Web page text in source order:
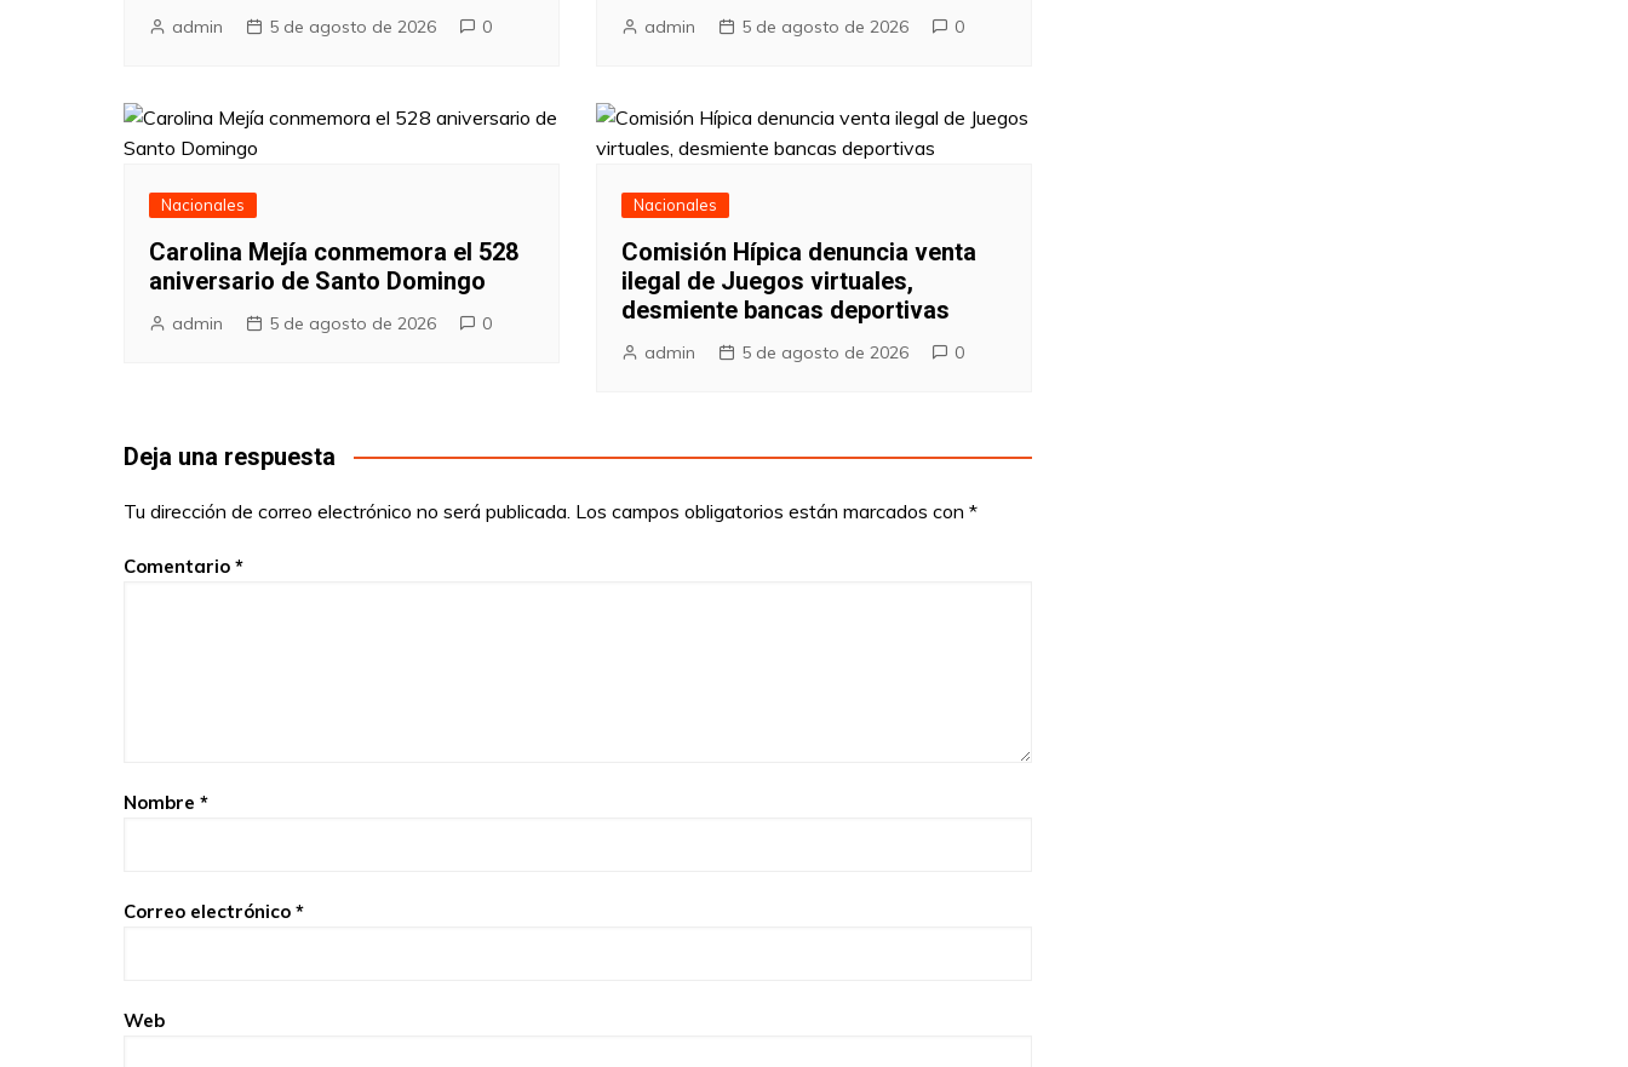
admin 5 de agosto de 2026 0 admin 5 de agosto de 2026 0
Nacionales
Carolina Mejía conmemora el 528
aniversario de Santo Domingo
admin 5 de agosto de 2026 0
Nacionales
Comisión Hípica denuncia venta
ilegal de Juegos virtuales,
desmiente bancas deportivas
admin 5 de agosto de 2026 0
Deja una respuesta
Tu dirección de correo electrónico no será publicada. Los campos obligatorios están marcados con *
Comentario *
Nombre *
Correo electrónico *
Web